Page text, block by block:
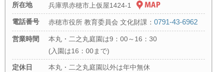
所在地 兵庫県赤穂市上仮屋1424-1
電話番号 赤穂市役所 教育委員会 文化財課：0791-43-6962
営業時間
本丸・二之丸庭園は9：00～16：30
(入園は16：00まで)
定休日
本丸・二之丸庭園以外は年中無休